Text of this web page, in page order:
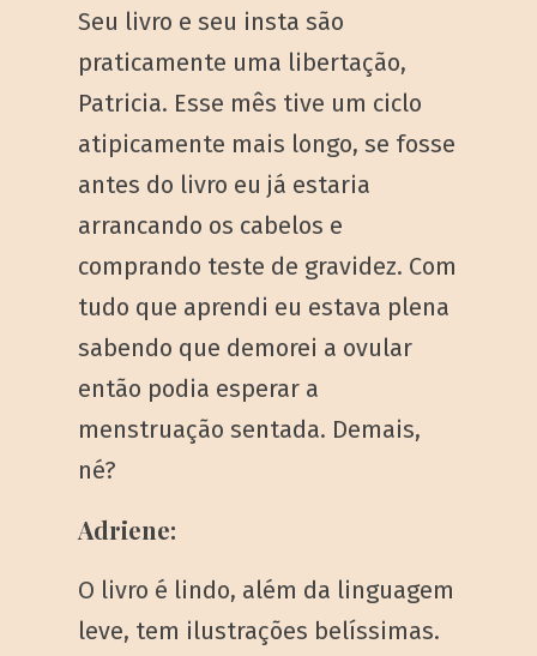
Seu livro e seu insta são
praticamente uma libertação,
Patricia. Esse mês tive um ciclo
atipicamente mais longo, se fosse
antes do livro eu já estaria
arrancando os cabelos e
comprando teste de gravidez. Com
tudo que aprendi eu estava plena
sabendo que demorei a ovular
então podia esperar a
menstruação sentada. Demais,
né?
Adriene:
O livro é lindo, além da linguagem
leve, tem ilustrações belíssimas.